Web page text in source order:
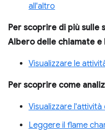
all'altro
Per scoprire di più sulle
Albero delle chiamate e
Visualizzare le
Per scoprire come
Visualizzare
Leggere il flame